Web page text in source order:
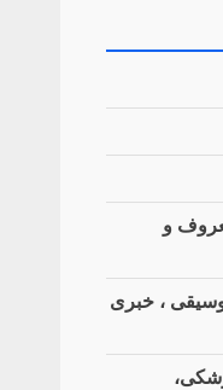
معروف و
موسیقی ، خبری